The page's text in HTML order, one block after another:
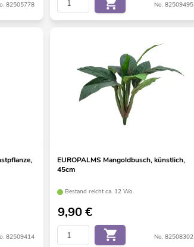
82505778 No. 82509495
82509414
EUROPALMS Mangoldbusch, künstlich,
45cm
Bestand reicht ca. 12 Wo.
9,90€
No. 82508302